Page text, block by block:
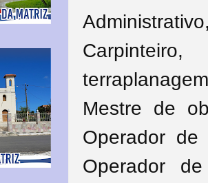
Mestre de
Operador de
Operador